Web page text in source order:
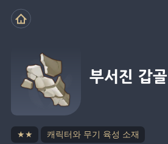
부서진 갑골
★★ 캐릭터와 무기 육성 소재